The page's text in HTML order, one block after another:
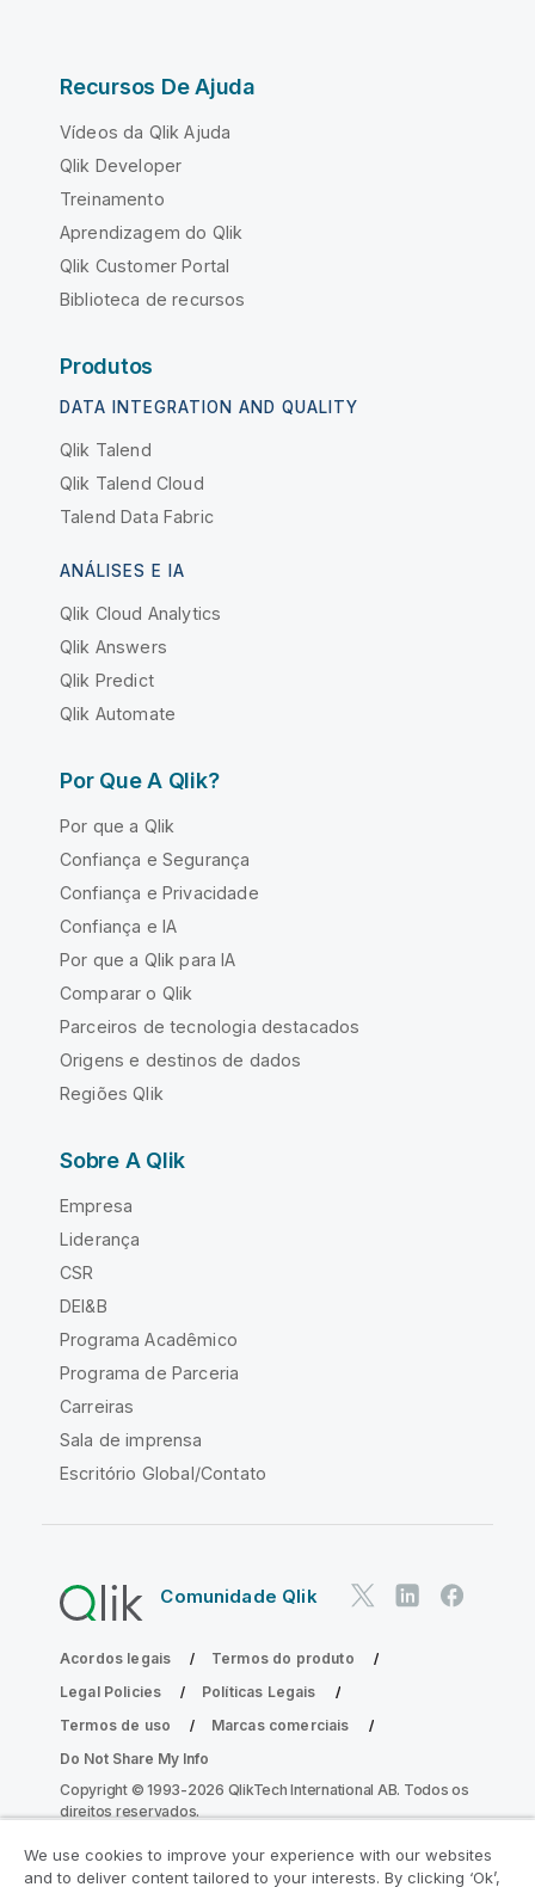
Recursos De Ajuda
Vídeos da Qlik Ajuda
Qlik Developer
Treinamento
Aprendizagem do Qlik
Qlik Customer Portal
Biblioteca de recursos
Produtos
DATA INTEGRATION AND QUALITY
Qlik Talend
Qlik Talend Cloud
Talend Data Fabric
ANÁLISES E IA
Qlik Cloud Analytics
Qlik Answers
Qlik Predict
Qlik Automate
Por Que A Qlik?
Por que a Qlik
Confiança e Segurança
Confiança e Privacidade
Confiança e IA
Por que a Qlik para IA
Comparar o Qlik
Parceiros de tecnologia destacados
Origens e destinos de dados
Regiões Qlik
Sobre A Qlik
Empresa
Liderança
CSR
DEI&B
Programa Acadêmico
Programa de Parceria
Carreiras
Sala de imprensa
Escritório Global/Contato
Comunidade Qlik
Acordos legais
Termos do produto
Legal Policies
Políticas Legais
Termos de uso
Marcas comerciais
Do Not Share My Info
Copyright © 1993-2026 QlikTech International AB. Todos os
direitos reservados.
We use cookies to improve your experience with our websites
and to deliver content tailored to your interests. By clicking ‘Ok’,